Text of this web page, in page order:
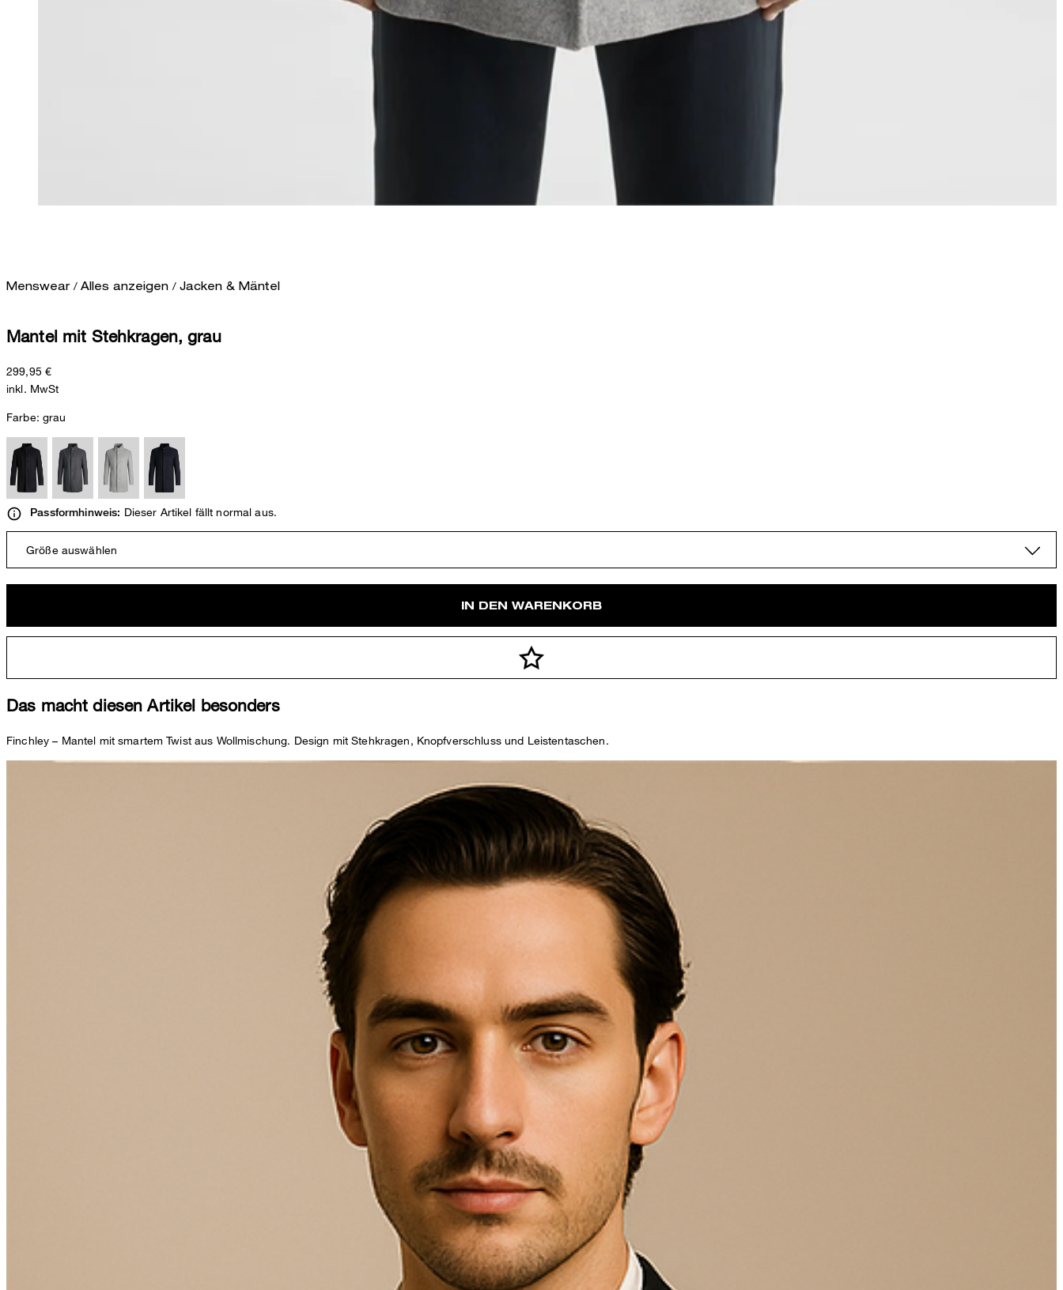
Menswear / Alles anzeigen / Jacken & Mäntel
Mantel mit Stehkragen, grau
299,95 €
inkl. MwSt
Farbe: grau
Passformhinweis: Dieser Artikel fällt normal aus.
Größe auswählen
IN DEN WARENKORB
Das macht diesen Artikel besonders
Finchley – Mantel mit smartem Twist aus Wollmischung. Design mit Stehkragen, Knopfverschluss und Leistentaschen.